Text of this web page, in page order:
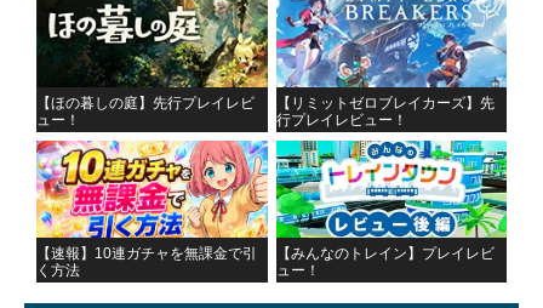
【ほの暮しの庭】先行プレイレビ
ュー！
【リミットゼロブレイカーズ】先
行プレイレビュー！
【速報】10連ガチャを無課金で引
く方法
【みんなのトレイン】プレイレビ
ュー！